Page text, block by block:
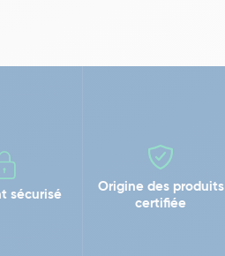
sécurisé
Origine des produits
certifiée